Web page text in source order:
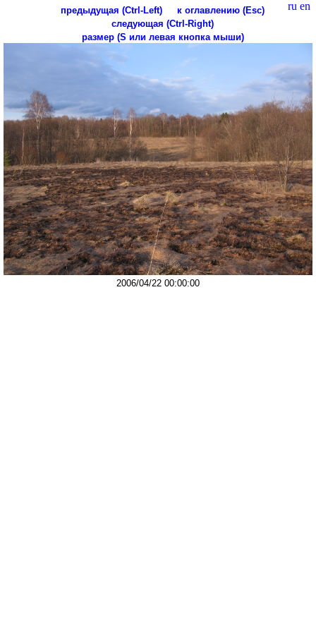
ru en
предыдущая (Ctrl-Left)
к оглавлению (Esc)
следующая (Ctrl-Right)
размер (S или левая кнопка мыши)
2006/04/22 00:00:00